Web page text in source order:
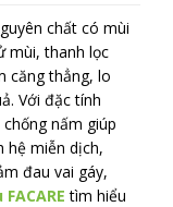
chất có mùi
mùi, thanh lọc
căng thẳng, lo
Với đặc tính
nấm giúp
hệ miễn dịch,
đau vai gáy,
tìm hiểu